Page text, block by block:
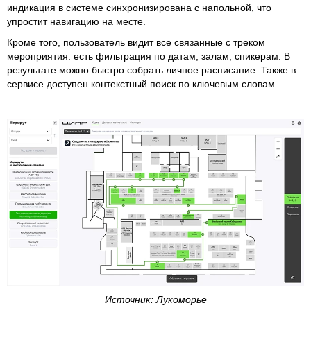
индикация в системе синхронизирована с напольной, что
упростит навигацию на месте.
Кроме того, пользователь видит все связанные с треком
мероприятия: есть фильтрация по датам, залам, спикерам. В
результате можно быстро собрать личное расписание. Также в
сервисе доступен контекстный поиск по ключевым словам.
Источник: Лукоморье